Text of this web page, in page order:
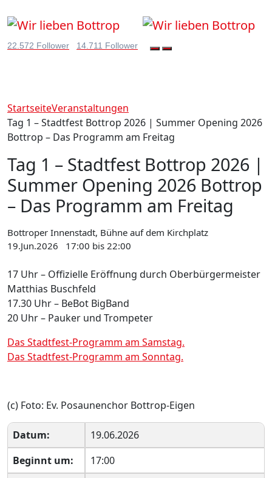
22.572 Follower 14.711 Follower
StartseiteVeranstaltungen
Tag 1 – Stadtfest Bottrop 2026 | Summer Opening 2026
Bottrop – Das Programm am Freitag
Tag 1 – Stadtfest Bottrop 2026 |
Summer Opening 2026 Bottrop
– Das Programm am Freitag
Bottroper Innenstadt, Bühne auf dem Kirchplatz
19.Jun.2026
17:00 bis 22:00
17 Uhr – Offizielle Eröffnung durch Oberbürgermeister
Matthias Buschfeld
17.30 Uhr – BeBot BigBand
20 Uhr – Pauker und Trompeter
Das Stadtfest-Programm am Samstag.
Das Stadtfest-Programm am Sonntag.
(c) Foto: Ev. Posaunenchor Bottrop-Eigen
Datum:
19.06.2026
Beginnt um:
17:00